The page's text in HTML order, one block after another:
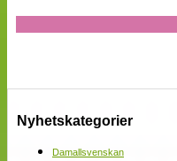
Nyhetskategorier
Damallsvenskan